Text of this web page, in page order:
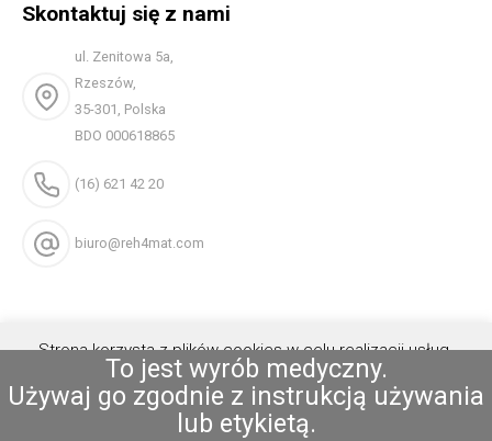
Skontaktuj się z nami
ul. Zenitowa 5a,
Rzeszów,
35-301, Polska
BDO 000618865
(16) 621 42 20
biuro@reh4mat.com
Strona korzysta z plików cookies w celu realizacji usług.
Możesz określić warunki przechowywania lub dostępu do
plików cookies w Twojej przeglądarce.
Akceptuję
To jest wyrób medyczny.
Używaj go zgodnie z instrukcją używania
lub etykietą.